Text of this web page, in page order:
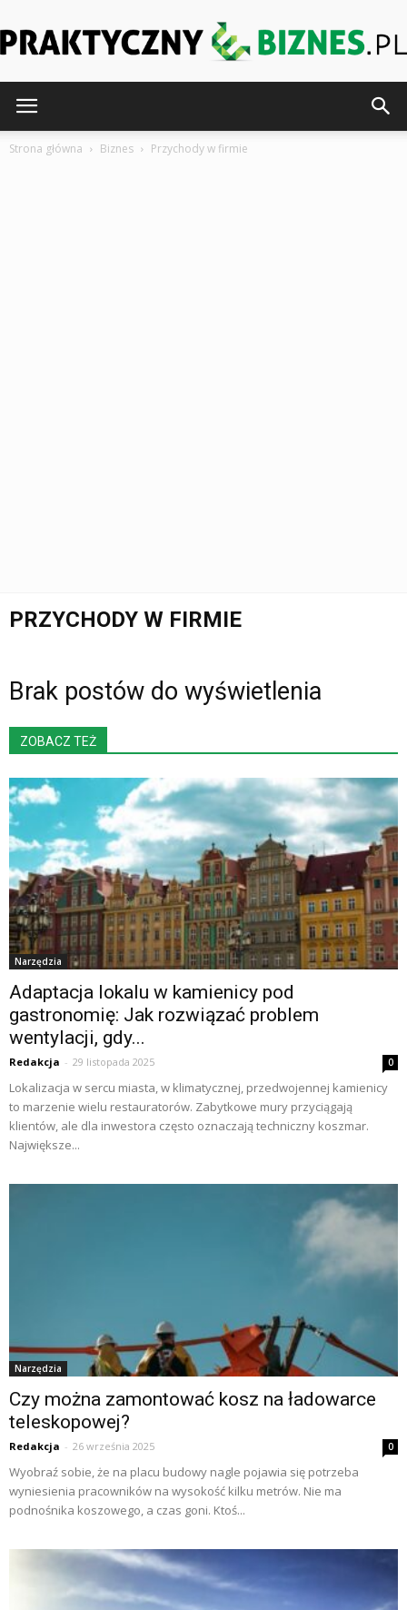
Strona główna Biznes Przychody w firmie
PRZYCHODY W FIRMIE
Brak postów do wyświetlenia
ZOBACZ TEŻ
Narzędzia
Adaptacja lokalu w kamienicy pod
gastronomię: Jak rozwiązać problem
wentylacji, gdy...
Redakcja - 29 listopada 2025 0
Lokalizacja w sercu miasta, w klimatycznej, przedwojennej kamienicy
to marzenie wielu restauratorów. Zabytkowe mury przyciągają
klientów, ale dla inwestora często oznaczają techniczny koszmar.
Największe...
Narzędzia
Czy można zamontować kosz na ładowarce
teleskopowej?
Redakcja - 26 września 2025 0
Wyobraź sobie, że na placu budowy nagle pojawia się potrzeba
wyniesienia pracowników na wysokość kilku metrów. Nie ma
podnośnika koszowego, a czas goni. Ktoś...